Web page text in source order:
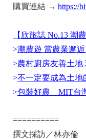
購買連結 → https://
【 欣旅誌 No.13 潮
>潮農遊 當農業邂
>農村廚房友善土地
>不一定要成為土地
>包裝好農 MIT台
==========
撰文採訪／林亦倫